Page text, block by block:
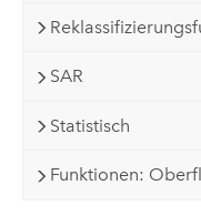
SAR
Statistisch
Funktionen: